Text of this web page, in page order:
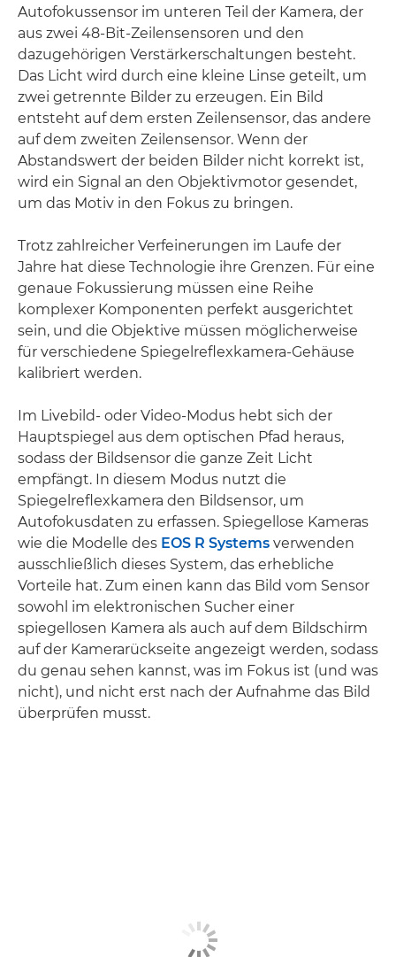
Autofokussensor im unteren Teil der Kamera, der
aus zwei 48-Bit-Zeilensensoren und den
dazugehörigen Verstärkerschaltungen besteht.
Das Licht wird durch eine kleine Linse geteilt, um
zwei getrennte Bilder zu erzeugen. Ein Bild
entsteht auf dem ersten Zeilensensor, das andere
auf dem zweiten Zeilensensor. Wenn der
Abstandswert der beiden Bilder nicht korrekt ist,
wird ein Signal an den Objektivmotor gesendet,
um das Motiv in den Fokus zu bringen.
Trotz zahlreicher Verfeinerungen im Laufe der
Jahre hat diese Technologie ihre Grenzen. Für eine
genaue Fokussierung müssen eine Reihe
komplexer Komponenten perfekt ausgerichtet
sein, und die Objektive müssen möglicherweise
für verschiedene Spiegelreflexkamera-Gehäuse
kalibriert werden.
Im Livebild- oder Video-Modus hebt sich der
Hauptspiegel aus dem optischen Pfad heraus,
sodass der Bildsensor die ganze Zeit Licht
empfängt. In diesem Modus nutzt die
Spiegelreflexkamera den Bildsensor, um
Autofokusdaten zu erfassen. Spiegellose Kameras
wie die Modelle des EOS R Systems verwenden
ausschließlich dieses System, das erhebliche
Vorteile hat. Zum einen kann das Bild vom Sensor
sowohl im elektronischen Sucher einer
spiegellosen Kamera als auch auf dem Bildschirm
auf der Kamerarückseite angezeigt werden, sodass
du genau sehen kannst, was im Fokus ist (und was
nicht), und nicht erst nach der Aufnahme das Bild
überprüfen musst.